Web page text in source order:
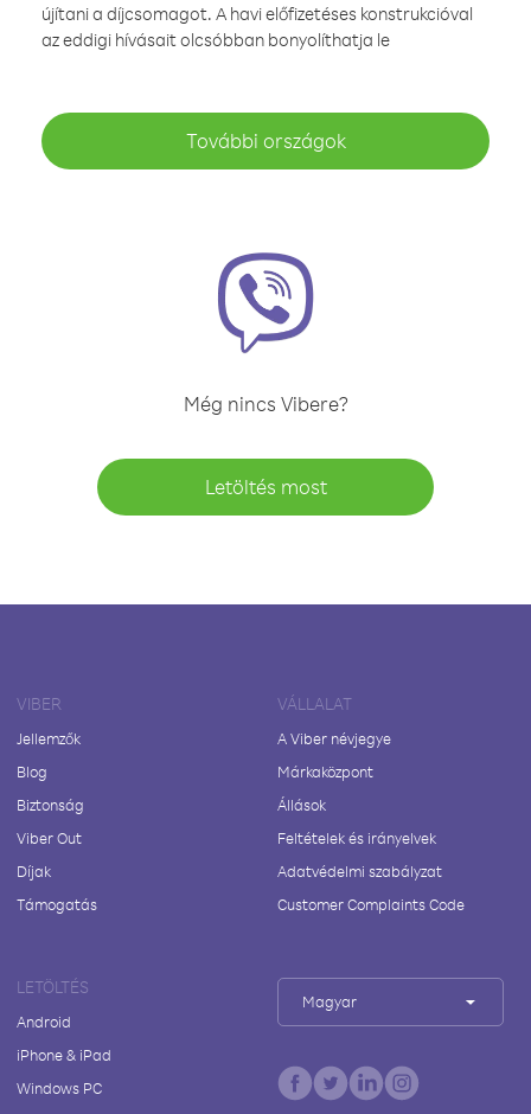
újítani a díjcsomagot. A havi előfizetéses konstrukcióval
az eddigi hívásait olcsóbban bonyolíthatja le
További országok
Még nincs Vibere?
Letöltés most
VIBER
Jellemzők
Blog
Biztonság
Viber Out
Díjak
Támogatás
VÁLLALAT
A Viber névjegye
Márkaközpont
Állások
Feltételek és irányelvek
Adatvédelmi szabályzat
Customer Complaints Code
LETÖLTÉS
Android
iPhone & iPad
Windows PC
Magyar